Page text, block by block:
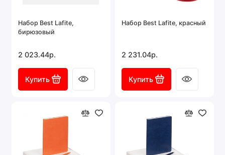
Набор Best Lafite,
бирюзовый
2 023.44р.
Купить
Набор Best Lafite, красный
2 231.04р.
Купить